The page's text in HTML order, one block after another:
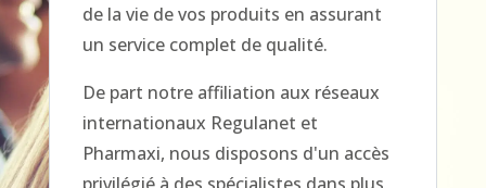
de la vie de vos produits en assurant
un service complet de qualité.
De part notre affiliation aux réseaux
internationaux Regulanet et
Pharmaxi, nous disposons d'un accès